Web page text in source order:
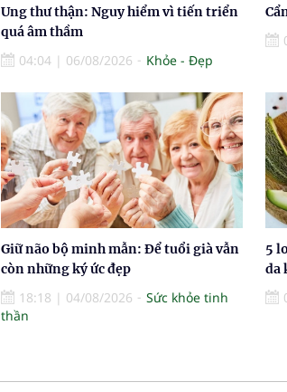
Ung thư thận: Nguy hiểm vì tiến triển
quá âm thầm
04:04 | 06/08/2026 Khỏe - Đẹp
Giữ não bộ minh mẫn: Để tuổi già vẫn
còn những ký ức đẹp
18:18 | 04/08/2026
Sức khỏe tinh
thần
5
da